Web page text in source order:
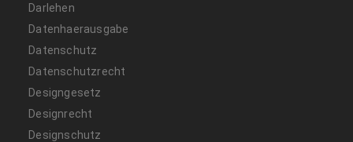
Darlehen
Datenhaerausgabe
Datenschutz
Datenschutzrecht
Designgesetz
Designrecht
Designschutz